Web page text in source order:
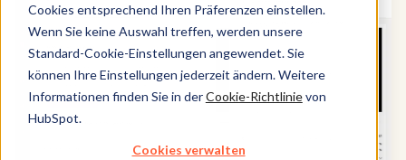
Cookies entsprechend Ihren Präferenzen einstellen.
Wenn Sie keine Auswahl treffen, werden unsere
Standard-Cookie-Einstellungen angewendet. Sie
können Ihre Einstellungen jederzeit ändern. Weitere
Informationen finden Sie in derCookie-Richtlinievon
HubSpot.
Cookies verwalten